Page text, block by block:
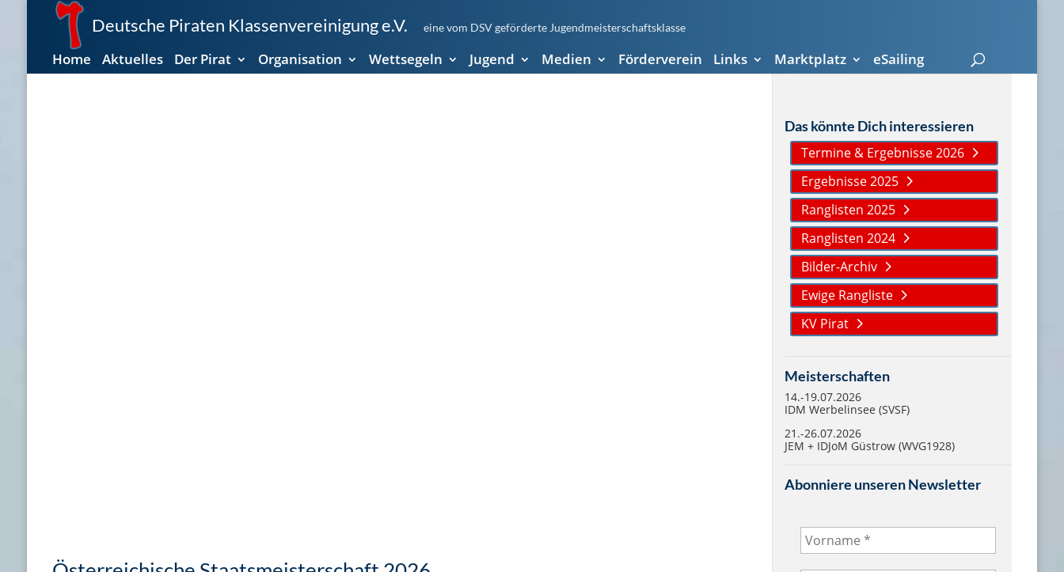
Deutsche Piraten Klassenvereinigung e.V. eine vom DSV geförderte Jugendmeisterschaftsklasse
Home Aktuelles Der Pirat Organisation Wettsegeln Jugend Medien Förderverein Links Marktplatz eSailing
Das könnte Dich interessieren
Termine & Ergebnisse 2026
Ergebnisse 2025
Ranglisten 2025
Ranglisten 2024
Bilder-Archiv
Ewige Rangliste
KV Pirat
Meisterschaften
14.-19.07.2026
IDM Werbelinsee (SVSF)
21.-26.07.2026
JEM + IDJoM Güstrow (WVG1928)
Abonniere unseren Newsletter